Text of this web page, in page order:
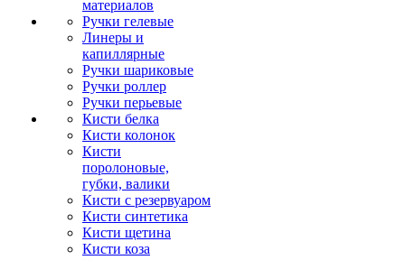
материалов
Ручки гелевые
Линеры и
капиллярные
Ручки шариковые
Ручки роллер
Ручки перьевые
Кисти белка
Кисти колонок
Кисти
поролоновые,
губки, валики
Кисти с резервуаром
Кисти синтетика
Кисти щетина
Кисти коза